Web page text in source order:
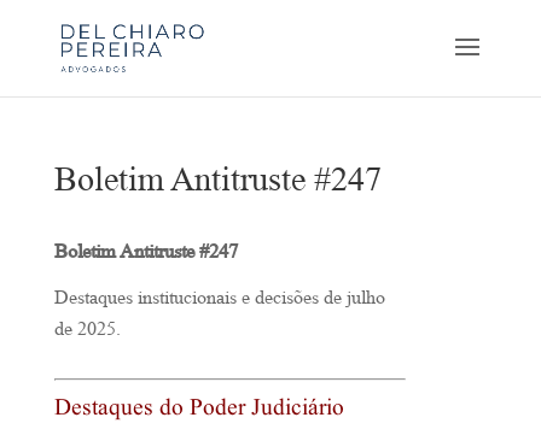
Boletim Antitruste #247
Boletim Antitruste #247
Destaques institucionais e decisões de julho
de 2025.
Destaques do Poder Judiciário